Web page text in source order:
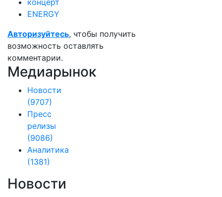
концерт
ENERGY
Авторизуйтесь, чтобы получить
возможность оставлять
комментарии.
Медиарынок
Новости
(9707)
Пресс
релизы
(9086)
Аналитика
(1381)
Новости